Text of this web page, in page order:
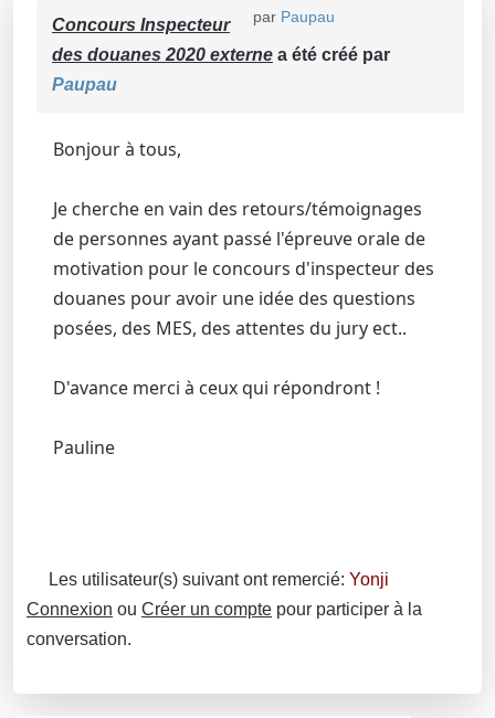
par Paupau
Concours Inspecteur
des douanes 2020 externe a été créé par
Paupau
Bonjour à tous,
Je cherche en vain des retours/témoignages
de personnes ayant passé l'épreuve orale de
motivation pour le concours d'inspecteur des
douanes pour avoir une idée des questions
posées, des MES, des attentes du jury ect..
D'avance merci à ceux qui répondront !
Pauline
Les utilisateur(s) suivant ont remercié: Yonji
Connexion ou Créer un compte pour participer à la
conversation.